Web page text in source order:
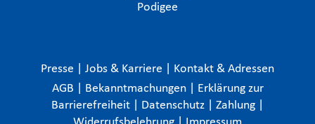
Podigee
Presse Jobs & Karriere
Kontakt & Adressen
AGB
Bekanntmachungen
Erklärung zur
Barrierefreiheit
Datenschutz Zahlung